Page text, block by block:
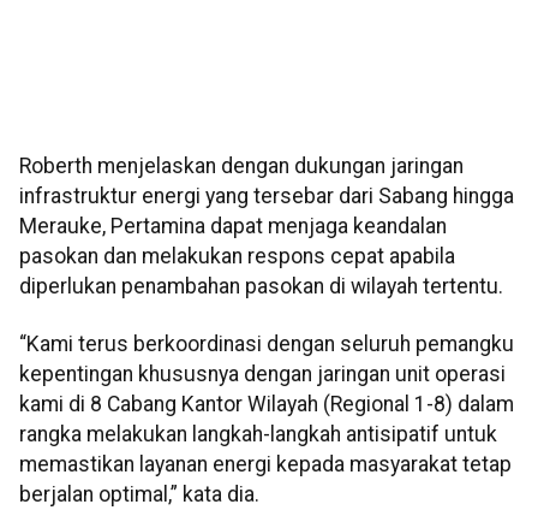
Roberth menjelaskan dengan dukungan jaringan
infrastruktur energi yang tersebar dari Sabang hingga
Merauke, Pertamina dapat menjaga keandalan
pasokan dan melakukan respons cepat apabila
diperlukan penambahan pasokan di wilayah tertentu.
“Kami terus berkoordinasi dengan seluruh pemangku
kepentingan khususnya dengan jaringan unit operasi
kami di 8 Cabang Kantor Wilayah (Regional 1-8) dalam
rangka melakukan langkah-langkah antisipatif untuk
memastikan layanan energi kepada masyarakat tetap
berjalan optimal,” kata dia.